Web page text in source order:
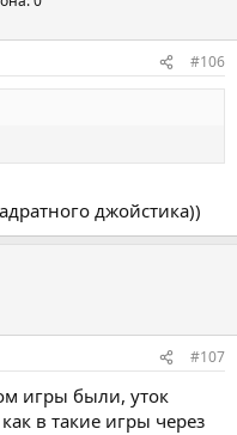
#106
джойстика))
#107
игры были, уток
в такие игры через